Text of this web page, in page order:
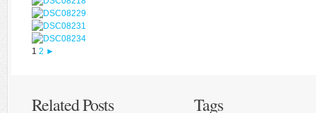
1 2 ►
Related Posts Tags